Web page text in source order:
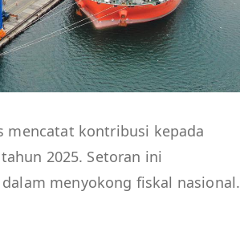
mencatat kontribusi kepada
2025. Setoran ini
menyokong fiskal nasional.